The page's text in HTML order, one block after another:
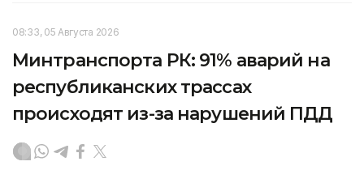
08:33, 05 Августа 2026
Минтранспорта РК: 91% аварий на
республиканских трассах
происходят из-за нарушений ПДД